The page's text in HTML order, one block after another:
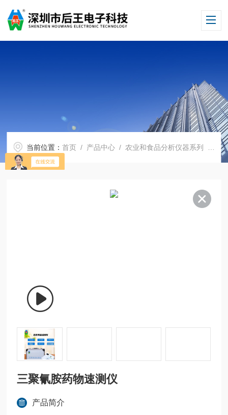
当前位置：首页 / 产品中心 / 农业和食品分析仪器系列 药
三聚氰胺药物速测仪
产品简介